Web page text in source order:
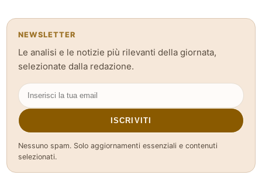
NEWSLETTER
Le analisi e le notizie più rilevanti della giornata,
selezionate dalla redazione.
ISCRIVITI
Nessuno spam. Solo aggiornamenti essenziali e contenuti
selezionati.